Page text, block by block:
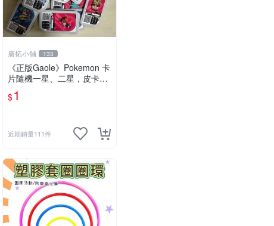
廣拓小舖 133
《正版Gaole》Pokemon 卡
片隨機一星、二星，皮卡
丘、小火龍、秒花種子、傑
尼龜
$1
近期銷量111件